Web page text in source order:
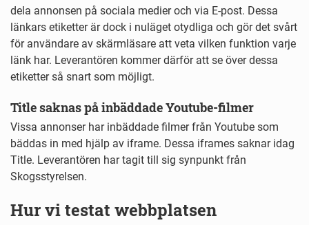
dela annonsen på sociala medier och via E-post. Dessa
länkars etiketter är dock i nuläget otydliga och gör det svårt
för användare av skärmläsare att veta vilken funktion varje
länk har. Leverantören kommer därför att se över dessa
etiketter så snart som möjligt.
Title saknas på inbäddade Youtube-filmer
Vissa annonser har inbäddade filmer från Youtube som
bäddas in med hjälp av iframe. Dessa iframes saknar idag
Title. Leverantören har tagit till sig synpunkt från
Skogsstyrelsen.
Hur vi testat webbplatsen